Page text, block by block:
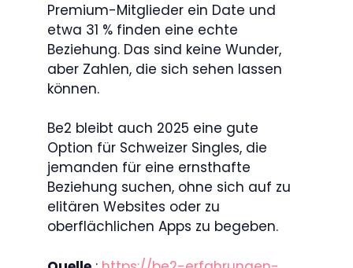
Premium-Mitglieder ein Date und
etwa 31 % finden eine echte
Beziehung. Das sind keine Wunder,
aber Zahlen, die sich sehen lassen
können.
Be2 bleibt auch 2025 eine gute
Option für Schweizer Singles, die
jemanden für eine ernsthafte
Beziehung suchen, ohne sich auf zu
elitären Websites oder zu
oberflächlichen Apps zu begeben.